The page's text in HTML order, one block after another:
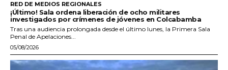
RED DE MEDIOS REGIONALES
¡Último! Sala ordena liberación de ocho militares
investigados por crímenes de jóvenes en Colcabamba
Tras una audiencia prolongada desde el último lunes, la Primera Sala
Penal de Apelaciones...
05/08/2026